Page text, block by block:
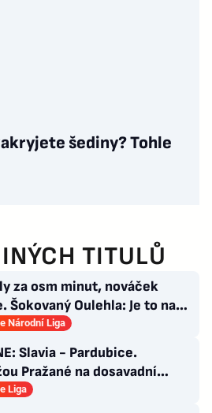
šediny? Tohle
TITULŮ
za osm minut, nováček
Šokovaný Oulehla: Je to na
řešíme posily
Národní Liga
Slavia - Pardubice.
Pražané na dosavadní
překvapí Východočeši?
Liga